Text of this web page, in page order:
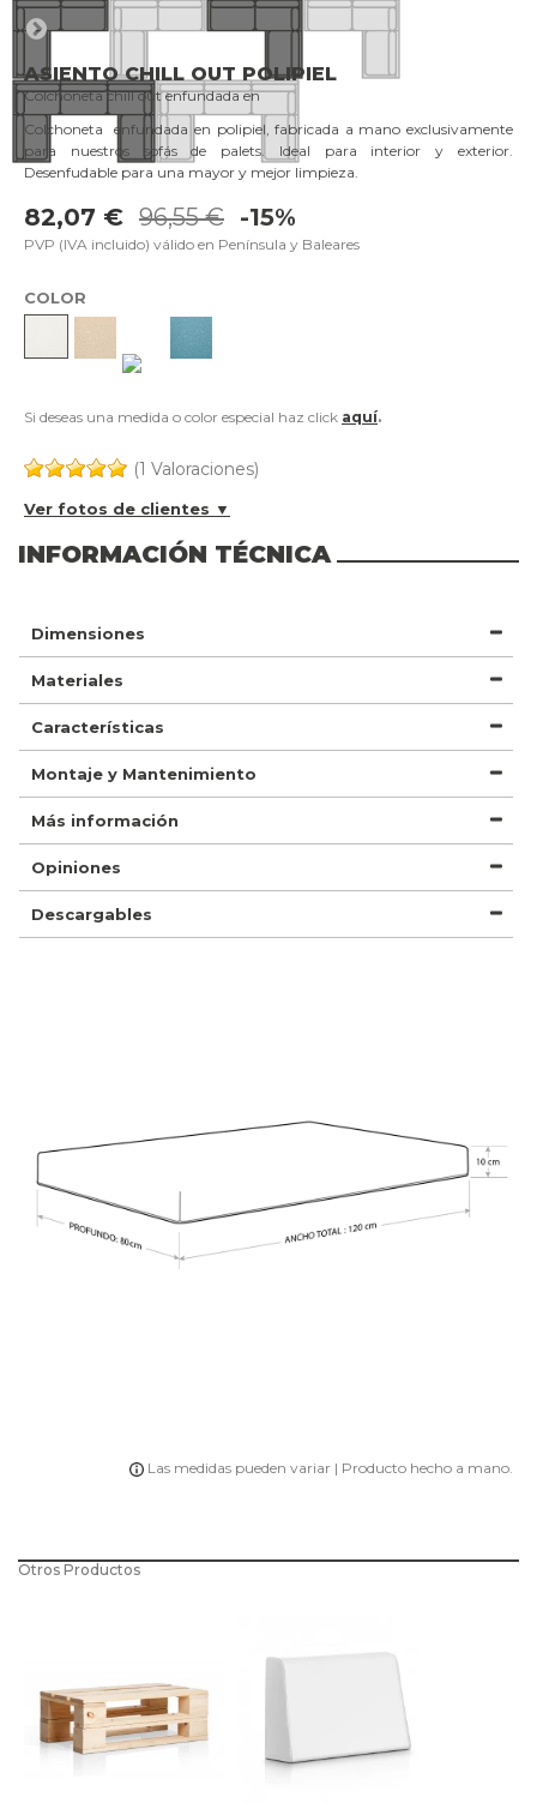
ASIENTO CHILL OUT POLIPIEL
Colchoneta chill out enfundada en
Colchoneta enfundada en polipiel, fabricada a mano exclusivamente
para nuestros sofás de palets. Ideal para interior y exterior.
Desenfudable para una mayor y mejor limpieza.
82,07 € 96,55 € -15%
PVP (IVA incluido) válido en Península y Baleares
COLOR
Si deseas una medida o color especial haz click aquí.
(1 Valoraciones)
Ver fotos de clientes ▼
INFORMACIÓN TÉCNICA
Dimensiones
Materiales
Características
Montaje y Mantenimiento
Más información
Opiniones
Descargables
Las medidas pueden variar | Producto hecho a mano.
Otros Productos